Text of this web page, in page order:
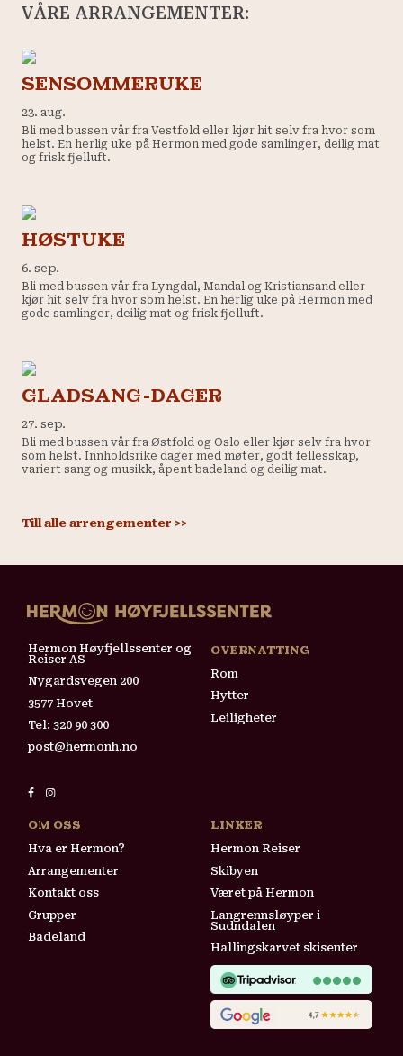
VÅRE ARRANGEMENTER:
SENSOMMERUKE
23. aug.
Bli med bussen vår fra Vestfold eller kjør hit selv fra hvor som
helst. En herlig uke på Hermon med gode samlinger, deilig mat
og frisk fjelluft.
HØSTUKE
6. sep.
Bli med bussen vår fra Lyngdal, Mandal og Kristiansand eller
kjør hit selv fra hvor som helst. En herlig uke på Hermon med
gode samlinger, deilig mat og frisk fjelluft.
GLADSANG-DAGER
27. sep.
Bli med bussen vår fra Østfold og Oslo eller kjør selv fra hvor
som helst. Innholdsrike dager med møter, godt fellesskap,
variert sang og musikk, åpent badeland og deilig mat.
Till alle arrengementer >>
Hermon Høyfjellssenter og
Reiser AS
Nygardsvegen 200
3577 Hovet
Tel:320 90 300
post@hermonh.no
OVERNATTING
Rom
Hytter
Leiligheter
OM OSS
Hva er Hermon?
Arrangementer
Kontakt oss
Grupper
Badeland
LINKER
Hermon Reiser
Skibyen
Været på Hermon
Langrennsløyper i
Sudndalen
Hallingskarvet skisenter